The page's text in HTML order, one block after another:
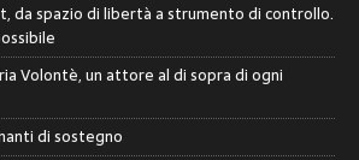
da spazio di libertà a strumento di controllo.
Volontè, un attore al di sopra di ogni
di sostegno